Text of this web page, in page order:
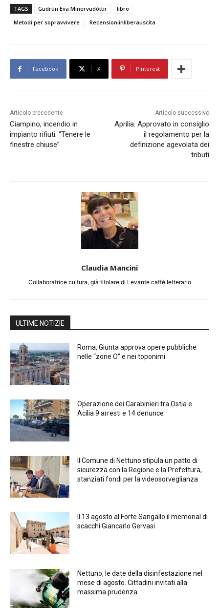
TAGS Gudrún Eva Minervudóttir
libro
Metodi per sopravvivere
Recensioniinliberauscita
Facebook X Pinterest
Articolo precedente
Ciampino, incendio in
impianto rifiuti: “Tenere le
finestre chiuse”
Articolo successivo
Aprilia. Approvato in consiglio
il regolamento per la
definizione agevolata dei
tributi
Claudia Mancini
Collaboratrice cultura, già titolare di Levante caffè letterario
ULTIME NOTIZIE
Roma, Giunta approva opere pubbliche
nelle “zone O” e nei toponimi
Operazione dei Carabinieri tra Ostia e
Acilia 9 arresti e 14 denunce
Il Comune di Nettuno stipula un patto di
sicurezza con la Regione e la Prefettura,
stanziati fondi per la videosorveglianza
Il 13 agosto al Forte Sangallo il memorial di
scacchi Giancarlo Gervasi
Nettuno, le date della disinfestazione nel
mese di agosto. Cittadini invitati alla
massima prudenza